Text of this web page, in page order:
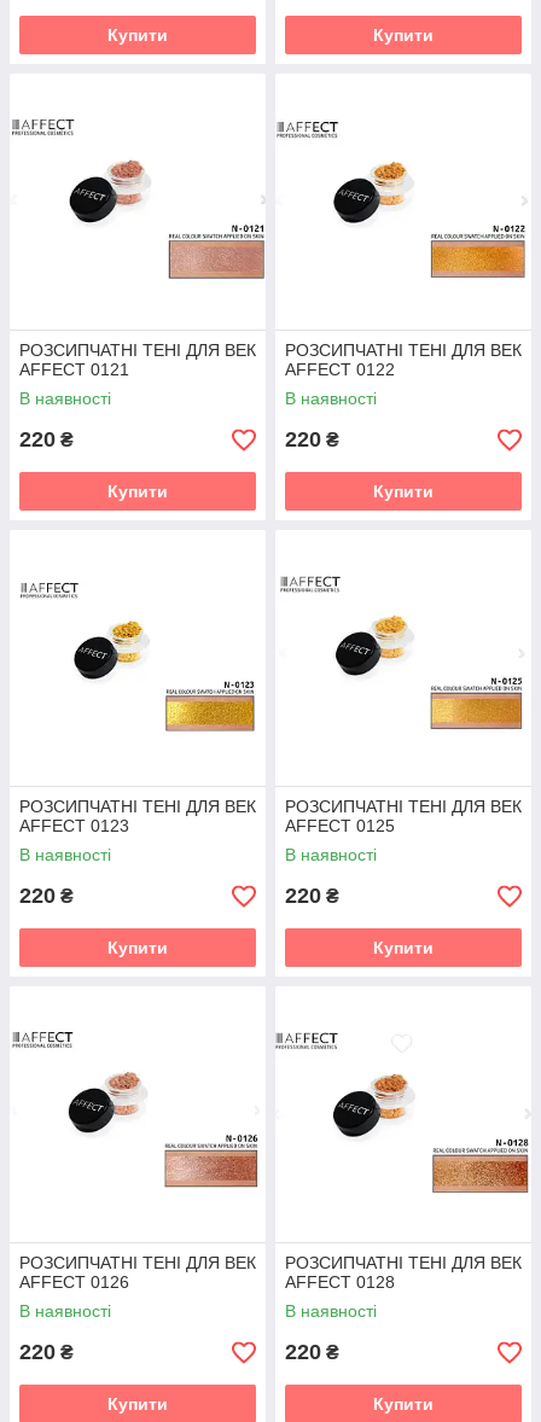
Купити Купити
РОЗСИПЧАТНІ ТЕНІ ДЛЯ ВЕК
AFFECT 0121
В наявності
220 ₴
Купити
РОЗСИПЧАТНІ ТЕНІ ДЛЯ ВЕК
AFFECT 0122
В наявності
220 ₴
Купити
РОЗСИПЧАТНІ ТЕНІ ДЛЯ ВЕК
AFFECT 0123
В наявності
220 ₴
Купити
РОЗСИПЧАТНІ ТЕНІ ДЛЯ ВЕК
AFFECT 0125
В наявності
220 ₴
Купити
РОЗСИПЧАТНІ ТЕНІ ДЛЯ ВЕК
AFFECT 0126
В наявності
220 ₴
Купити
РОЗСИПЧАТНІ ТЕНІ ДЛЯ ВЕК
AFFECT 0128
В наявності
220 ₴
Купити